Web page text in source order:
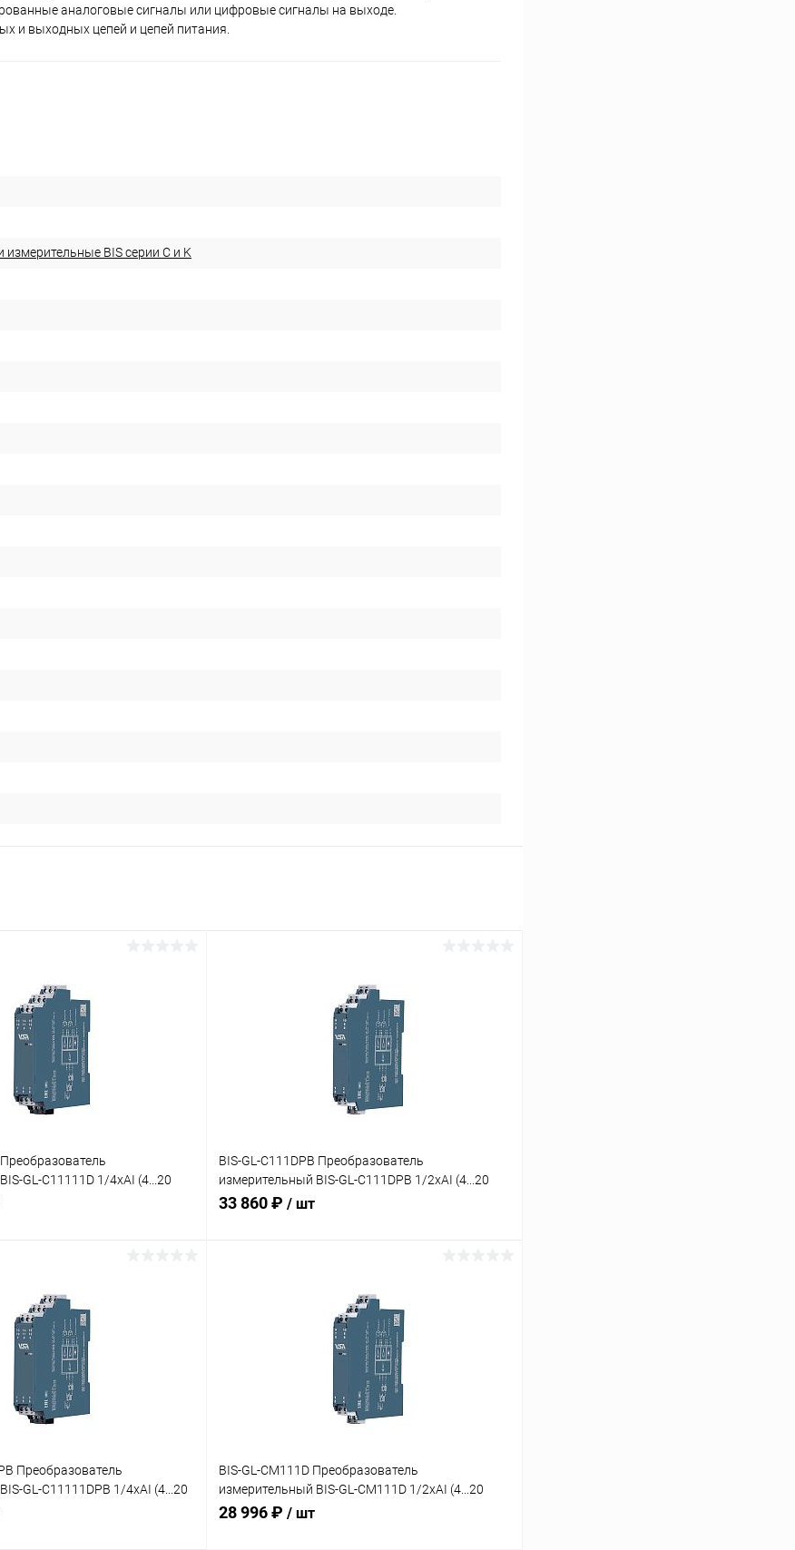
аналоговые сигналы или цифровые сигналы на выходе.
и выходных цепей и цепей питания.
измерительные BIS серии С и K
GL-C11111D 1/4хAI (4...20
Сравнение
В наличии
BIS-GL-C111DPB Преобразователь
измерительный BIS-GL-C111DPB 1/2хAI (4...20
мА)
33 860 ₽ / шт
Сравнение
Под заказ
Преобразователь
GL-C11111DPB 1/4хAI (4...20
BIS-GL-CM111D Преобразователь
измерительный BIS-GL-CM111D 1/2хAI (4...20
мА), HART
28 996 ₽ / шт